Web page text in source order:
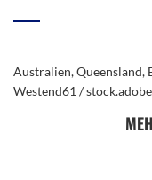
Australien, Queensland,
Westend61 /